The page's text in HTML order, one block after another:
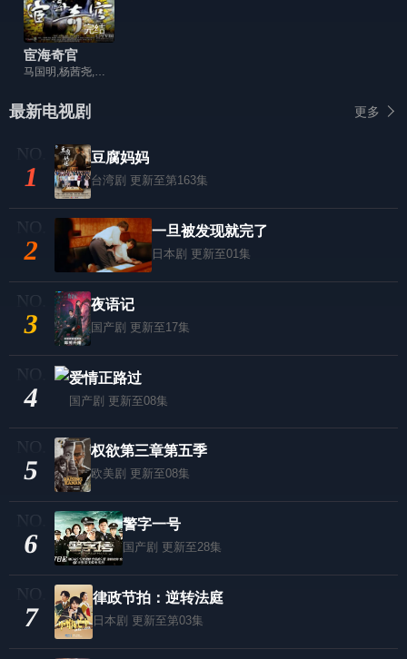
完结
宦海奇官
马国明,杨茜尧,陈山聪,袁伟豪,刘丹,谢雪心,马蹄露,潘芳芳,关浩扬,甄敏婷,乐瞳,陈嘉辉,蒋志光,李成昌,李天翔,罗天池,陈荣峻,杨瑞麟,李子奇,陈自瑶,曾航生,程可为,罗利期,戴耀明
最新电视剧 更多
1
豆腐妈妈
台湾剧 更新至第163集
2
一旦被发现就完了
日本剧 更新至01集
3
夜语记
国产剧 更新至17集
4
爱情正路过
国产剧 更新至08集
5
权欲第三章第五季
欧美剧 更新至08集
6
警字一号
国产剧 更新至28集
7
律政节拍：逆转法庭
日本剧 更新至第03集